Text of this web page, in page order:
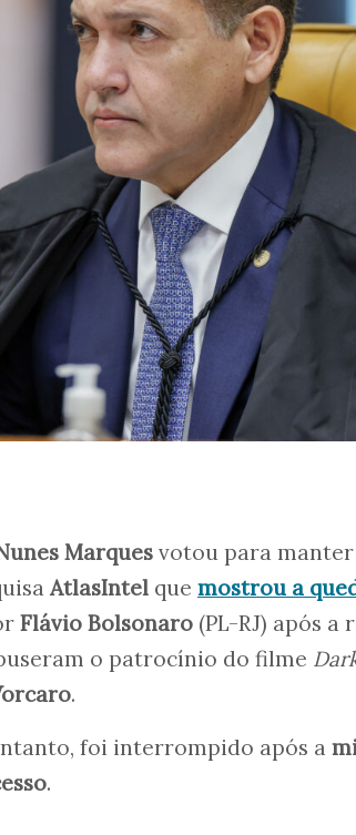
Marques votou para manter
AtlasIntel que mostrou a
Flávio Bolsonaro (PL-RJ) após a
o patrocínio do filme
.
foi interrompido após a
.